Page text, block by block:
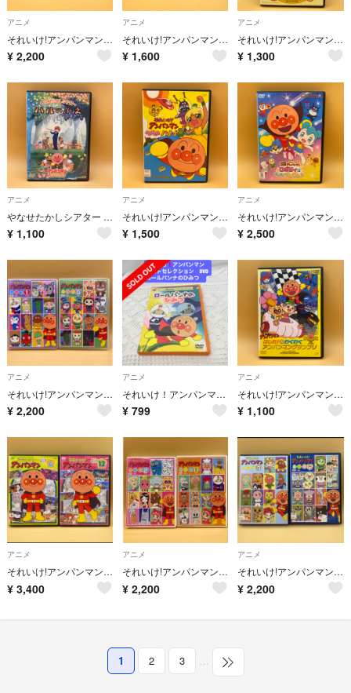
アニメ
それいけ!アンパンマン DVD 2本 2019 ①・⑦
¥ 2,200
アニメ
それいけ!アンパンマン DVD 2本 2010 ④・⑨
¥ 1,600
アニメ
それいけ!アンパンマン 空とぶ絵本とガラスの靴 DVD
¥ 1,300
アニメ
やなせたかしシアター ハルのふえ アンパンマンが生まれた日 DVD
¥ 1,100
アニメ
それいけ!アンパンマン よみがえれ バナナ島 DVD
¥ 1,500
アニメ
それいけ!アンパンマン ロボリィとぽかぽかプレゼント DVD
¥ 2,500
アニメ
それいけ!アンパンマン DVD 2本 2019 ①・⑤
¥ 2,200
アニメ
それいけ！アンパンマン ロールパンナのひみつ DVD RT0821
¥ 799
アニメ
それいけ!アンパンマン はしれ!わくわくアンパンマングランプリ DVD
¥ 1,100
アニメ
それいけ!アンパンマン DVD 2本 2021 ④・⑫
¥ 3,400
アニメ
それいけ!アンパンマン DVD 2本 2019 ②・⑪
¥ 2,200
アニメ
それいけ!アンパンマン DVD 2本 2019 ⑨・⑫
¥ 2,200
1 2 3 …